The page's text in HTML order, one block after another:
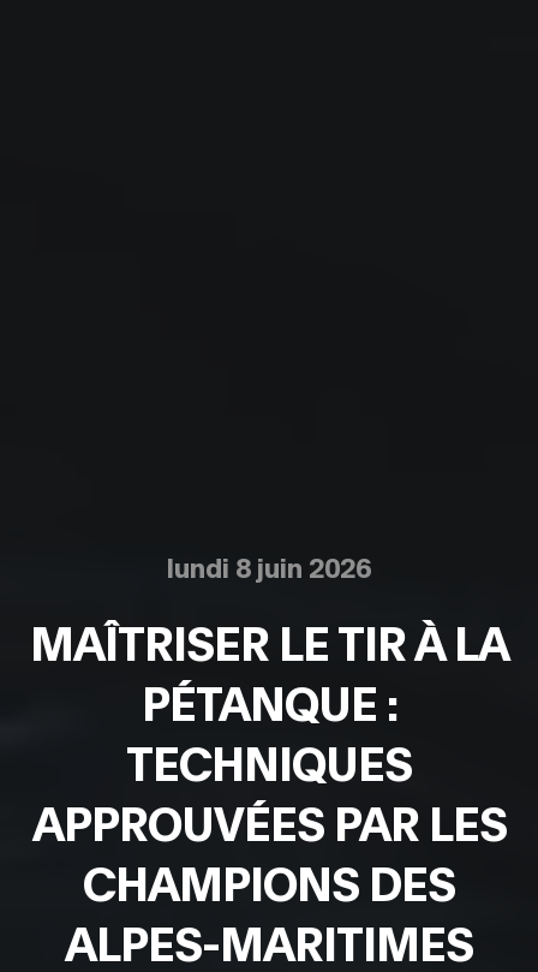
lundi 8 juin 2026
MAÎTRISER LE TIR À LA
PÉTANQUE :
TECHNIQUES
APPROUVÉES PAR LES
CHAMPIONS DES
ALPES-MARITIMES